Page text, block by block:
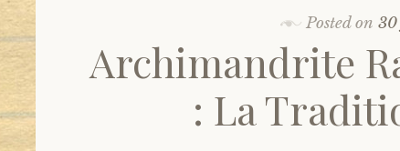
Posted on
Archimandrite
: La